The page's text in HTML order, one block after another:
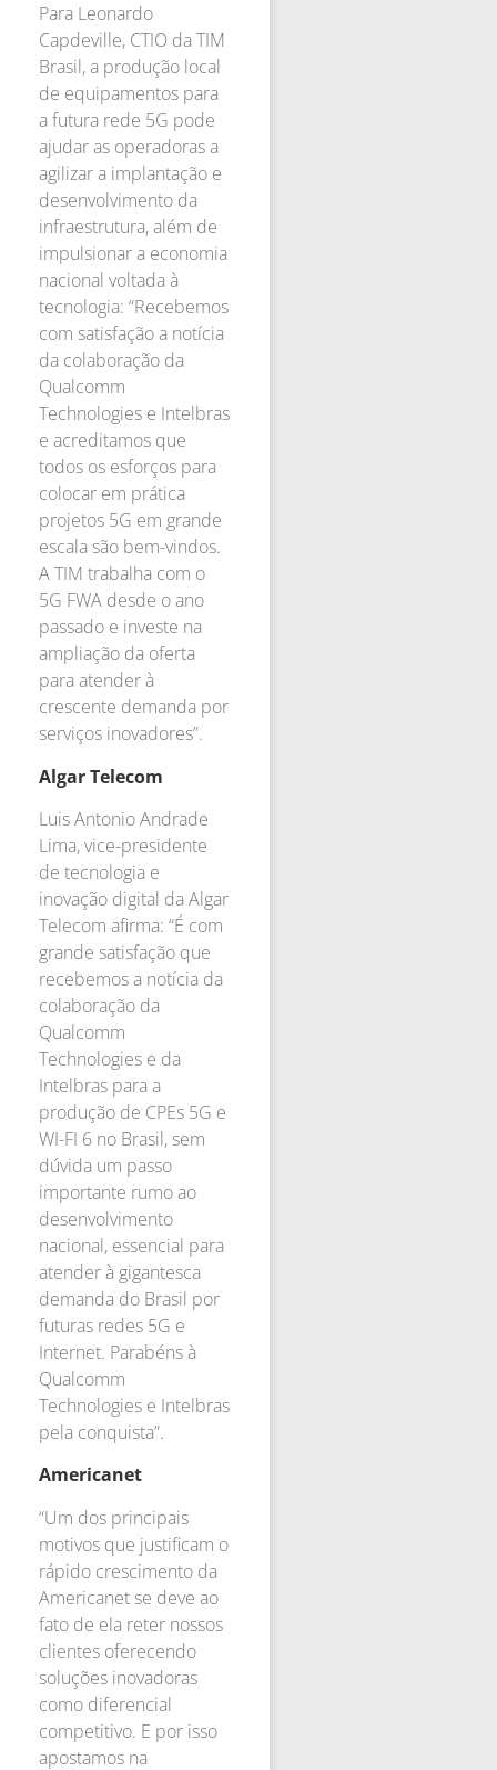
Para Leonardo
Capdeville, CTIO da TIM
Brasil, a produção local
de equipamentos para
a futura rede 5G pode
ajudar as operadoras a
agilizar a implantação e
desenvolvimento da
infraestrutura, além de
impulsionar a economia
nacional voltada à
tecnologia: “Recebemos
com satisfação a notícia
da colaboração da
Qualcomm
Technologies e Intelbras
e acreditamos que
todos os esforços para
colocar em prática
projetos 5G em grande
escala são bem-vindos.
A TIM trabalha com o
5G FWA desde o ano
passado e investe na
ampliação da oferta
para atender à
crescente demanda por
serviços inovadores”.
Algar Telecom
Luis Antonio Andrade
Lima, vice-presidente
de tecnologia e
inovação digital da Algar
Telecom afirma: “É com
grande satisfação que
recebemos a notícia da
colaboração da
Qualcomm
Technologies e da
Intelbras para a
produção de CPEs 5G e
WI-FI 6 no Brasil, sem
dúvida um passo
importante rumo ao
desenvolvimento
nacional, essencial para
atender à gigantesca
demanda do Brasil por
futuras redes 5G e
Internet. Parabéns à
Qualcomm
Technologies e Intelbras
pela conquista”.
Americanet
“Um dos principais
motivos que justificam o
rápido crescimento da
Americanet se deve ao
fato de ela reter nossos
clientes oferecendo
soluções inovadoras
como diferencial
competitivo. E por isso
apostamos na